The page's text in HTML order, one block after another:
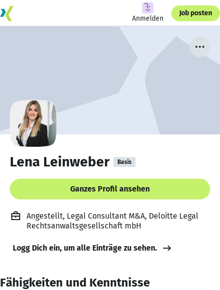
Anmelden
Job posten
Lena Leinweber Basis
Ganzes Profil ansehen
Angestellt, Legal Consultant M&A, Deloitte Legal
Rechtsanwaltsgesellschaft mbH
Logg Dich ein, um alle Einträge zu sehen.
Fähigkeiten und Kenntnisse